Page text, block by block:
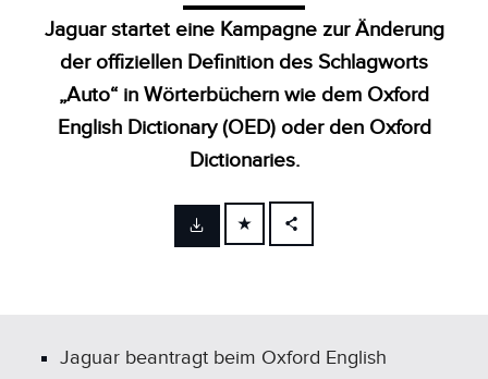
Jaguar startet eine Kampagne zur Änderung
der offiziellen Definition des Schlagworts
„Auto“ in Wörterbüchern wie dem Oxford
English Dictionary (OED) oder den Oxford
Dictionaries.
FACEBOOK
SHARE
Jaguar beantragt beim Oxford English